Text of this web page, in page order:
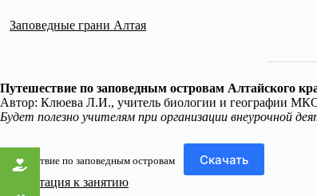
Заповедные грани Алтая
Путешествие по заповедным островам Алтайского
Автор: Клюева Л.И., учитель биологии и географии
Будет полезно учителям при организации внеурочной
Путешествие по заповедным островам Скачать
Презентация к занятию